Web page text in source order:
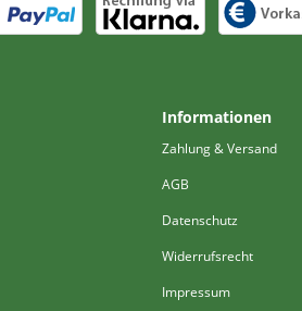
Informationen
Zahlung & Versand
AGB
Datenschutz
Widerrufsrecht
Impressum